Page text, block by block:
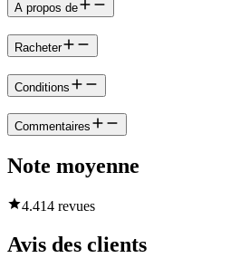
A propos de
Racheter
Conditions
Commentaires
Note moyenne
4.414 revues
Avis des clients